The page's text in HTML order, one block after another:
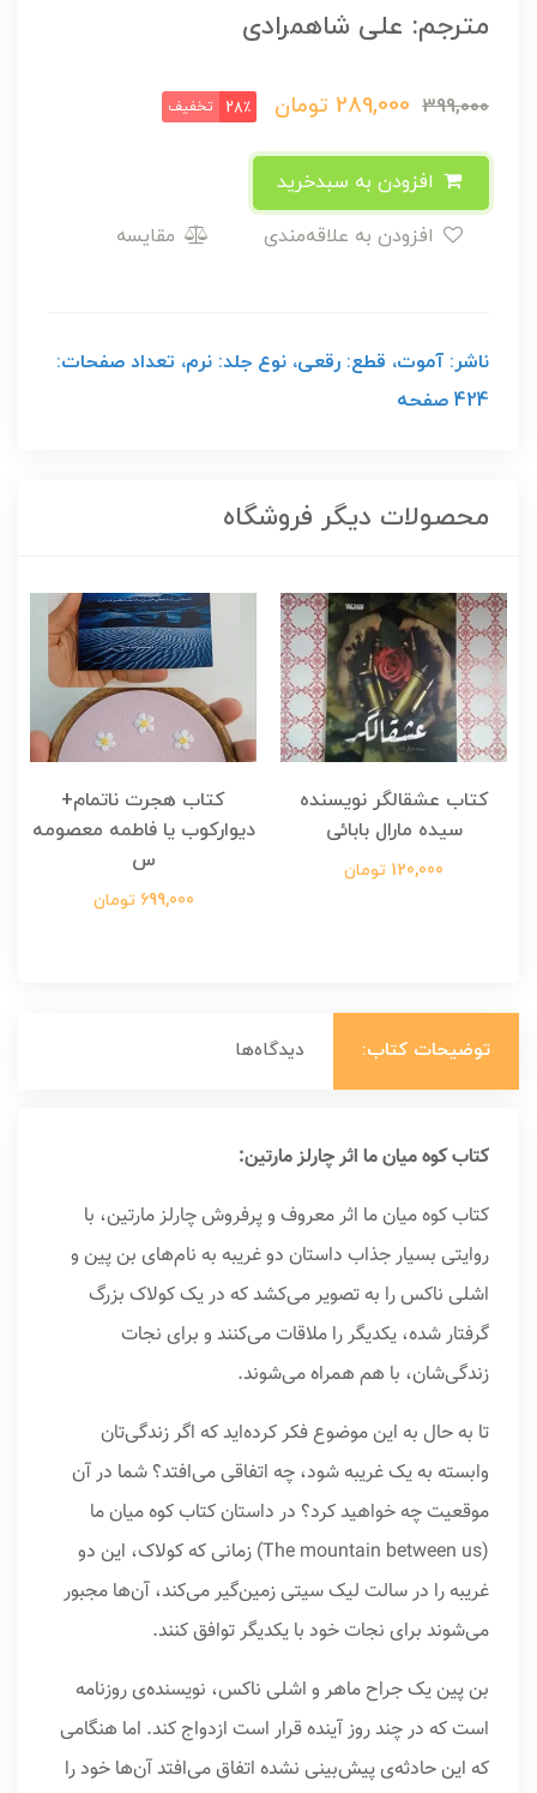
مترجم: علی شاهمرادی
399,000
289,000 تومان 28٪ تخفیف
مقایسه
ناشر: آموت، قطع: رقعی، نوع جلد: نرم، تعداد صفحات:
424 صفحه
محصولات دیگر فروشگاه
کتاب عشقالگر نویسنده
سیده مارال بابائی
120,000 تومان
کتاب هجرت ناتمام+
دیوارکوب یا فاطمه معصومه
س
699,000 تومان
توضیحات کتاب: دیدگاه‌ها
کتاب کوه میان ما اثر چارلز مارتین:
کتاب کوه میان ما اثر معروف و پرفروش چارلز مارتین، با
روایتی بسیار جذاب داستان دو غریبه به نام‌های بن پین و
اشلی ناکس را به تصویر می‌کشد که در یک کولاک بزرگ
گرفتار شده، یکدیگر را ملاقات می‌کنند و برای نجات
زندگی‌شان، با هم همراه می‌شوند.
تا به حال به این موضوع فکر کرده‌اید که اگر زندگی‌تان
وابسته به یک غریبه شود، چه اتفاقی می‌افتد؟ شما در آن
موقعیت چه خواهید کرد؟ در داستان کتاب کوه میان ما
(The mountain between us) زمانی که کولاک، این دو
غریبه را در سالت لیک سیتی زمین‌گیر می‌کند، آن‌ها مجبور
می‌شوند برای نجات خود با یکدیگر توافق کنند.
بن پین یک جراح ماهر و اشلی ناکس، نویسنده‌ی روزنامه
است که در چند روز آینده قرار است ازدواج کند. اما هنگامی
که این حادثه‌ی پیش‌بینی نشده اتفاق می‌افتد آن‌ها خود را